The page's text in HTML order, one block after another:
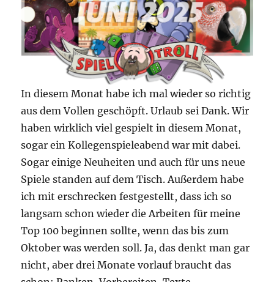
In diesem Monat habe ich mal wieder so richtig
aus dem Vollen geschöpft. Urlaub sei Dank. Wir
haben wirklich viel gespielt in diesem Monat,
sogar ein Kollegenspieleabend war mit dabei.
Sogar einige Neuheiten und auch für uns neue
Spiele standen auf dem Tisch. Außerdem habe
ich mit erschrecken festgestellt, dass ich so
langsam schon wieder die Arbeiten für meine
Top 100 beginnen sollte, wenn das bis zum
Oktober was werden soll. Ja, das denkt man gar
nicht, aber drei Monate vorlauf braucht das